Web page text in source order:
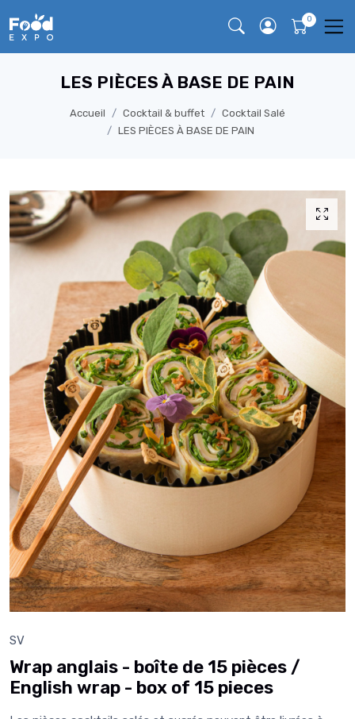
LES PIÈCES À BASE DE PAIN
Accueil Cocktail & buffet
Cocktail Salé
LES PIÈCES À BASE DE PAIN
SV
Wrap anglais - boîte de 15 pièces /
English wrap - box of 15 pieces